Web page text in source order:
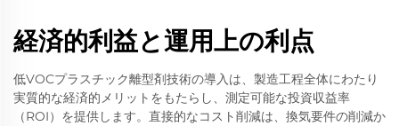
経済的利益と運用上の利点
低VOCプラスチック離型剤技術の導入は、製造工程全体にわたり
実質的な経済的メリットをもたらし、測定可能な投資収益率
（ROI）を提供します。直接的なコスト削減は、換気要件の削減か